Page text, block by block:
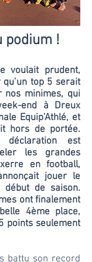
podium !
voulait prudent,
top 5 serait
nos minimes, qui
end à Dreux
Equip’Athlé, et
hors de portée.
déclaration est
les grandes
en football,
jouer le
début de saison.
ont finalement
4ème place,
points seulement
battu son record